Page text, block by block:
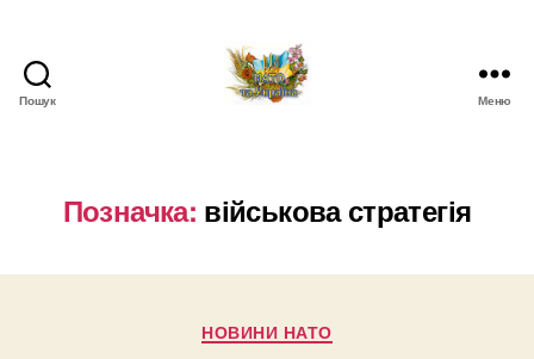
Пошук
Новини
про
в
Меню
Позначка: військова стратегія
Категорії
НОВИНИ НАТО